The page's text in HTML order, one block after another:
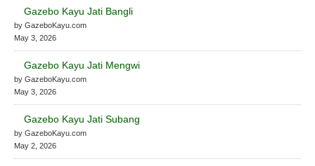
Gazebo Kayu Jati Bangli
by GazeboKayu.com
May 3, 2026
Gazebo Kayu Jati Mengwi
by GazeboKayu.com
May 3, 2026
Gazebo Kayu Jati Subang
by GazeboKayu.com
May 2, 2026